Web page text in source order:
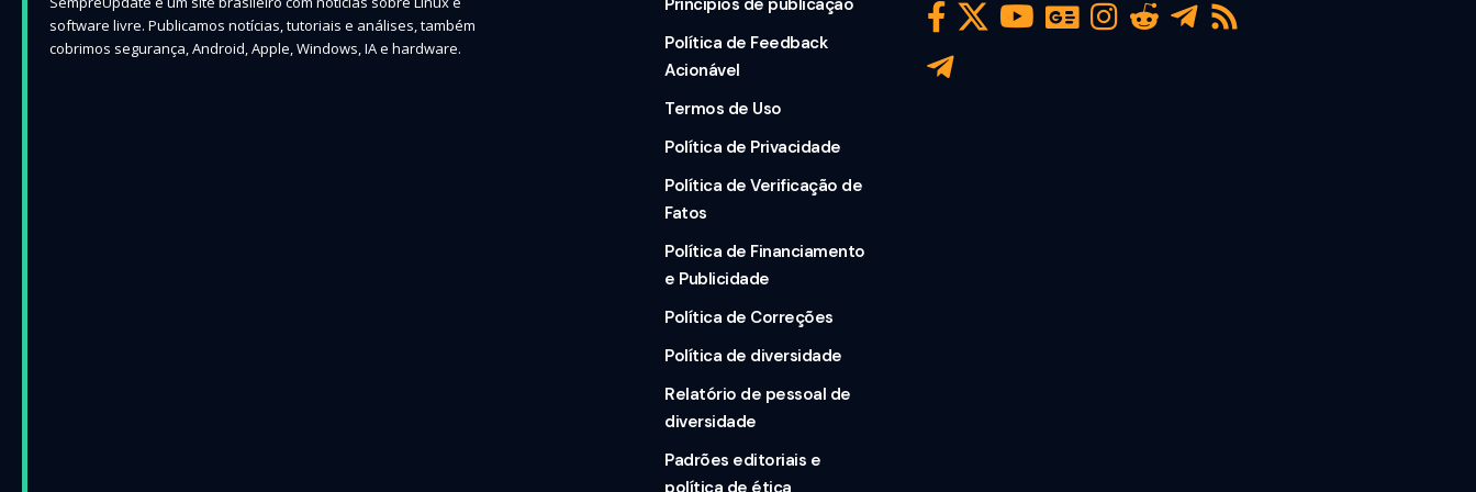
software livre. Publicamos notícias, tutoriais e análises, também
cobrimos segurança, Android, Apple, Windows, IA e hardware.
Política de Feedback
Acionável
Termos de Uso
Política de Privacidade
Política de Verificação de
Fatos
Política de Financiamento
e Publicidade
Política de Correções
Política de diversidade
Relatório de pessoal de
diversidade
Padrões editoriais e
política de ética